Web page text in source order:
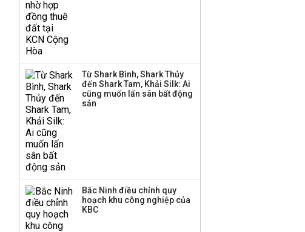
quyền tùy ý áp thuế
100% lên những đối tác
thương mại hàng đầu?
Từ Shark Bình, Shark Thủy
đến Shark Tam, Khải Silk: Ai
cũng muốn lấn sân bất động
sản
Bắc Ninh điều chỉnh quy
hoạch khu công nghiệp của
KBC